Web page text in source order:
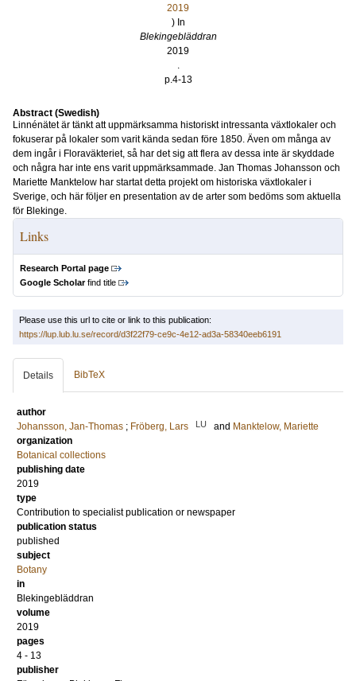
2019
) In
Blekingebläddran
2019
.
p.4-13
Abstract (Swedish)
Linnénätet är tänkt att uppmärksamma historiskt intressanta växtlokaler och
fokuserar på lokaler som varit kända sedan före 1850. Även om många av
dem ingår i Floraväkteriet, så har det sig att flera av dessa inte är skyddade
och några har inte ens varit uppmärksammade. Jan Thomas Johansson och
Mariette Manktelow har startat detta projekt om historiska växtlokaler i
Sverige, och här följer en presentation av de arter som bedöms som aktuella
för Blekinge.
Links
Research Portal page
Google Scholarfind title
Please use this url to cite or link to this publication:
https://lup.lub.lu.se/record/d3f22f79-ce9c-4e12-ad3a-58340eeb6191
Details BibTeX
author
Johansson, Jan-Thomas ; Fröberg, Lars LU and Manktelow, Mariette
organization
Botanical collections
publishing date
2019
type
Contribution to specialist publication or newspaper
publication status
published
subject
Botany
in
Blekingebläddran
volume
2019
pages
4 - 13
publisher